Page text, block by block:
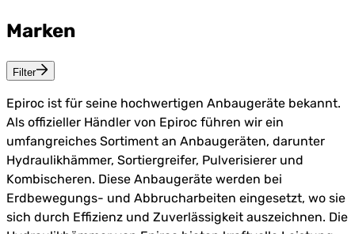
Marken
Filter
Epiroc ist für seine hochwertigen Anbaugeräte bekannt.
Als offizieller Händler von Epiroc führen wir ein
umfangreiches Sortiment an Anbaugeräten, darunter
Hydraulikhämmer, Sortiergreifer, Pulverisierer und
Kombischeren. Diese Anbaugeräte werden bei
Erdbewegungs- und Abbrucharbeiten eingesetzt, wo sie
sich durch Effizienz und Zuverlässigkeit auszeichnen. Die